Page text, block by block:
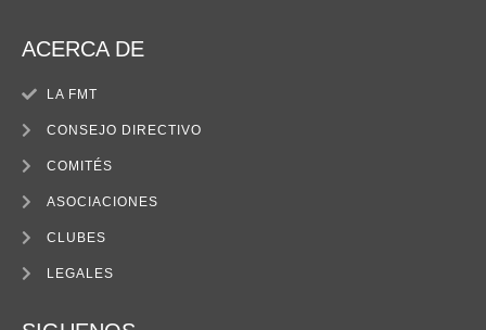
ACERCA DE
LA FMT
CONSEJO DIRECTIVO
COMITÉS
ASOCIACIONES
CLUBES
LEGALES